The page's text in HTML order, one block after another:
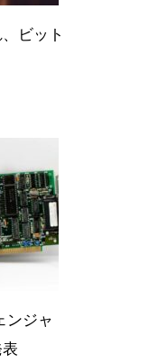
ビット
ジャ